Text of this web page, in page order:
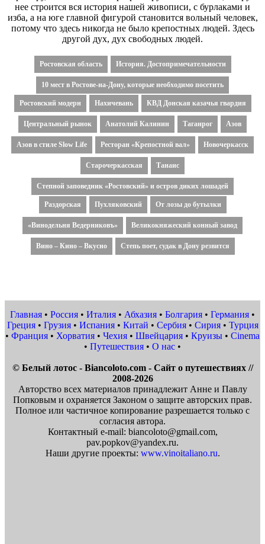
нее строится вся история нашей живописи, с бурлаками и
изба, а на юге главной фигурой становится вольный человек,
потому что здесь никогда не было крепостных людей. Здесь
другой дух, дух свободных людей.
Ростовская область История. Достопримечательности
10 мест в Ростове-на-Дону, которые необходимо посетить
Ростовский модерн Нахичевань КВД Донская казачья гвардия
Центральный рынок Анатолий Калинин Таганрог Азов
Азов в стиле Slow Life Ресторан «Крепостной вал» Новочеркасск
Старочеркасская Танаис
Степной заповедник «Ростовский» и остров диких лошадей
Раздорская Пухляковский От лозы до бутылки
«Винодельня Ведерниковъ» Великокняжеский конный завод
Вино – Кино – Вкусно Степь поет, судак в Дону резвится
Главная • Россия • Италия • Абхазия • Болгария • Германия •
Греция• Грузия• Испания• Китай • Сербия• Сирия• Турция
• Франция • Хорватия • Чехия • Швейцария • Круизы • Cinema
• Путешествия • О нас •
© Белый лотос - Biancoloto.com - Сайт о путешествиях //
2008-2026
Авторство всех материалов принадлежит Анне и Павлу
Попковым и охраняется Законом о защите авторских прав.
Полное или частичное копирование разрешается только с
согласия автора.
Контактный e-mail: biancoloto@gmail.com,
pav.popkov@yandex.ru.
Наши другие проекты: www.vinoitaliano.ru.